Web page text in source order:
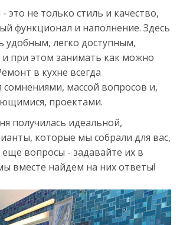
это не только стиль и качество,
функционал и наполнение. Здесь
удобным, легко доступным,
при этом занимать как можно
в кухне всегда
сомнениями, массой вопросов и,
проектами.
получилась идеальной,
которые мы собрали для вас,
еще вопросы - задавайте их в
вместе найдем на них ответы!